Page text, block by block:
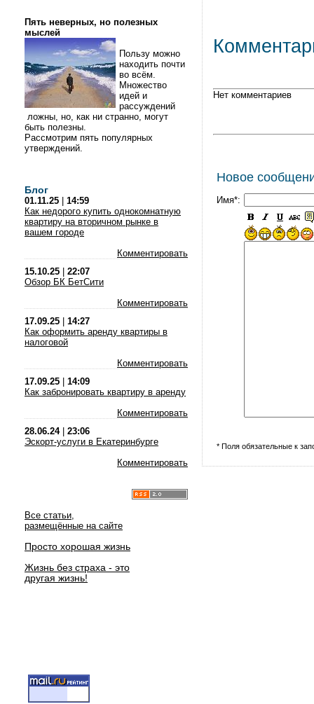
Пять неверных, но полезных
мыслей
Пользу можно
находить почти
во всём.
Множество
идей и
рассуждений
ложны, но, как ни странно, могут
быть полезны.
Рассмотрим пять популярных
утверждений.
Блог
01.11.25
14:59
Как недорого купить однокомнатную
квартиру на вторичном рынке в
вашем городе
Комментировать
15.10.25
22:07
Обзор БК БетСити
Комментировать
17.09.25
14:27
Как оформить аренду квартиры в
налоговой
Комментировать
17.09.25
14:09
Как забронировать квартиру в аренду
Комментировать
28.06.24| 23:06
Эскорт-услуги в Екатеринбурге
Комментировать
Все статьи,
размещённые на сайте
Просто хорошая жизнь
Жизнь без страха - это
другая жизнь!
Нет комментариев
Новое
Имя*:
* Поля обязательные к